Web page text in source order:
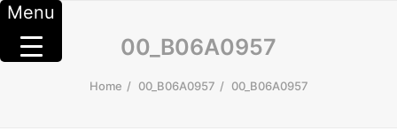
00_B06A0957
Home 00_B06A0957 00_B06A0957
Menu